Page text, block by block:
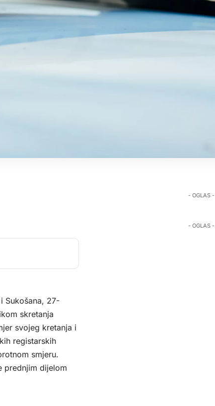
Sukošana, 27-
skretanja
svojeg kretanja i
registarskih
smjeru.
prednjim dijelom
- OGLAS -
- OGLAS -